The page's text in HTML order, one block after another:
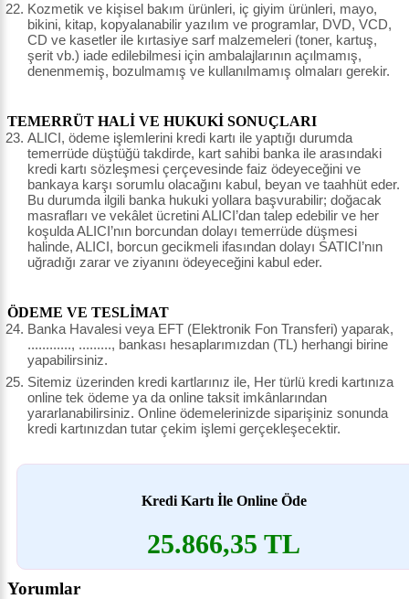
Kozmetik ve kişisel bakım ürünleri, iç giyim ürünleri, mayo,
bikini, kitap, kopyalanabilir yazılım ve programlar, DVD, VCD,
CD ve kasetler ile kırtasiye sarf malzemeleri (toner, kartuş,
şerit vb.) iade edilebilmesi için ambalajlarının açılmamış,
denenmemiş, bozulmamış ve kullanılmamış olmaları gerekir.
TEMERRÜT HALİ VE HUKUKİ SONUÇLARI
ALICI, ödeme işlemlerini kredi kartı ile yaptığı durumda
temerrüde düştüğü takdirde, kart sahibi banka ile arasındaki
kredi kartı sözleşmesi çerçevesinde faiz ödeyeceğini ve
bankaya karşı sorumlu olacağını kabul, beyan ve taahhüt eder.
Bu durumda ilgili banka hukuki yollara başvurabilir; doğacak
masrafları ve vekâlet ücretini ALICI’dan talep edebilir ve her
koşulda ALICI’nın borcundan dolayı temerrüde düşmesi
halinde, ALICI, borcun gecikmeli ifasından dolayı SATICI’nın
uğradığı zarar ve ziyanını ödeyeceğini kabul eder.
ÖDEME VE TESLİMAT
Banka Havalesi veya EFT (Elektronik Fon Transferi) yaparak,
............, ........., bankası hesaplarımızdan (TL) herhangi birine
yapabilirsiniz.
Sitemiz üzerinden kredi kartlarınız ile, Her türlü kredi kartınıza
online tek ödeme ya da online taksit imkânlarından
yararlanabilirsiniz. Online ödemelerinizde siparişiniz sonunda
kredi kartınızdan tutar çekim işlemi gerçekleşecektir.
Kredi Kartı İle Online Öde
25.866,35 TL
Yorumlar